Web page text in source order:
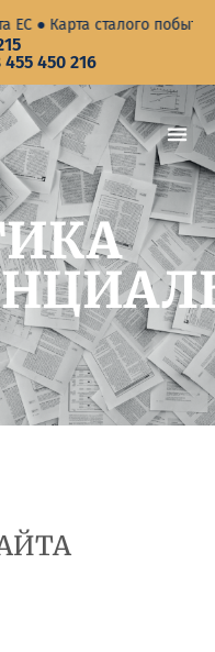
сталого побыта по
455 450 216